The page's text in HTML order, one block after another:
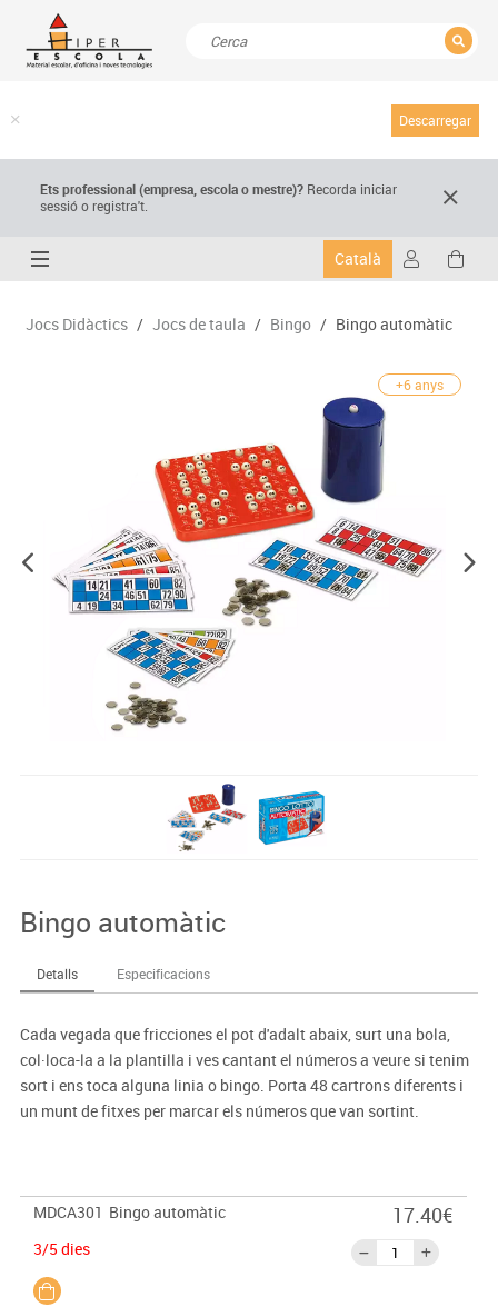
Descarregar
Ets professional (empresa,escola o mestre)? Recorda iniciar
sessió o registra't.
Català
Jocs Didàctics / Jocs de taula / Bingo / Bingo automàtic
+6 anys
Bingo automàtic
Detalls Especificacions
Cada vegada que fricciones el pot d'adalt abaix, surt una bola,
col·loca-la a la plantilla i ves cantant el números a veure si tenim
sort i ens toca alguna linia o bingo. Porta 48 cartrons diferents i
un munt de fitxes per marcar els números que van sortint.
MDCA301 Bingo automàtic
3/5 dies
17.40€